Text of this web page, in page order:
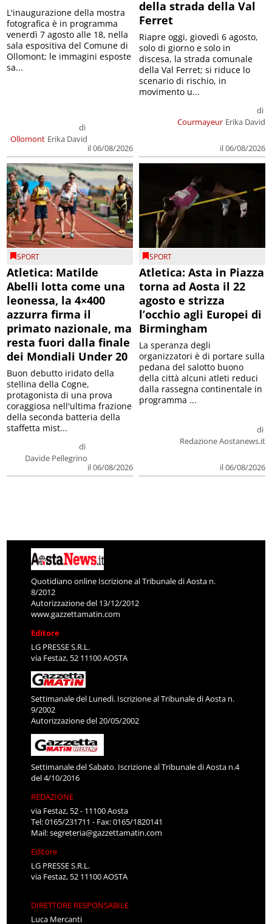
Ollomont
di
Erika David
il 06/08/2026
L'inaugurazione della mostra
fotografica è in programma
venerdì 7 agosto alle 18, nella
sala espositiva del Comune di
Ollomont; le immagini esposte
sa...
della strada della Val
Ferret
Courmayeur
di
Erika David
il 06/08/2026
Riapre oggi, giovedì 6 agosto,
solo di giorno e solo in
discesa, la strada comunale
della Val Ferret; si riduce lo
scenario di rischio, in
movimento u...
SPORT
Atletica: Matilde
Abelli lotta come una
leonessa, la 4×400
azzurra firma il
primato nazionale, ma
resta fuori dalla finale
dei Mondiali Under 20
di
Davide Pellegrino
il 06/08/2026
Buon debutto iridato della
stellina della Cogne,
protagonista di una prova
coraggiosa nell'ultima frazione
della seconda batteria della
staffetta mist...
SPORT
Atletica: Asta in Piazza
torna ad Aosta il 22
agosto e strizza
l’occhio agli Europei di
Birmingham
di
Redazione Aostanews.it
il 06/08/2026
La speranza degli
organizzatori è di portare sulla
pedana del salotto buono
della città alcuni atleti reduci
dalla rassegna continentale in
programma ...
Quotidiano online Iscrizione al Tribunale di Aosta n.
8/2012
Autorizzazione del 13/12/2012
www.gazzettamatin.com
Editore
LG PRESSE S.R.L.
via Festaz, 52 11100 AOSTA
Settimanale del Lunedì. Iscrizione al Tribunale di Aosta n.
9/2002
Autorizzazione del 20/05/2002
Settimanale del Sabato. Iscrizione al Tribunale di Aosta n.4
del 4/10/2016
REDAZIONE
via Festaz, 52 - 11100 Aosta
Tel: 0165/231711 - Fax: 0165/1820141
Mail:segreteria@gazzettamatin.com
Editore
LG PRESSE S.R.L.
via Festaz, 52 11100 AOSTA
DIRETTORE RESPONSABILE
Luca Mercanti